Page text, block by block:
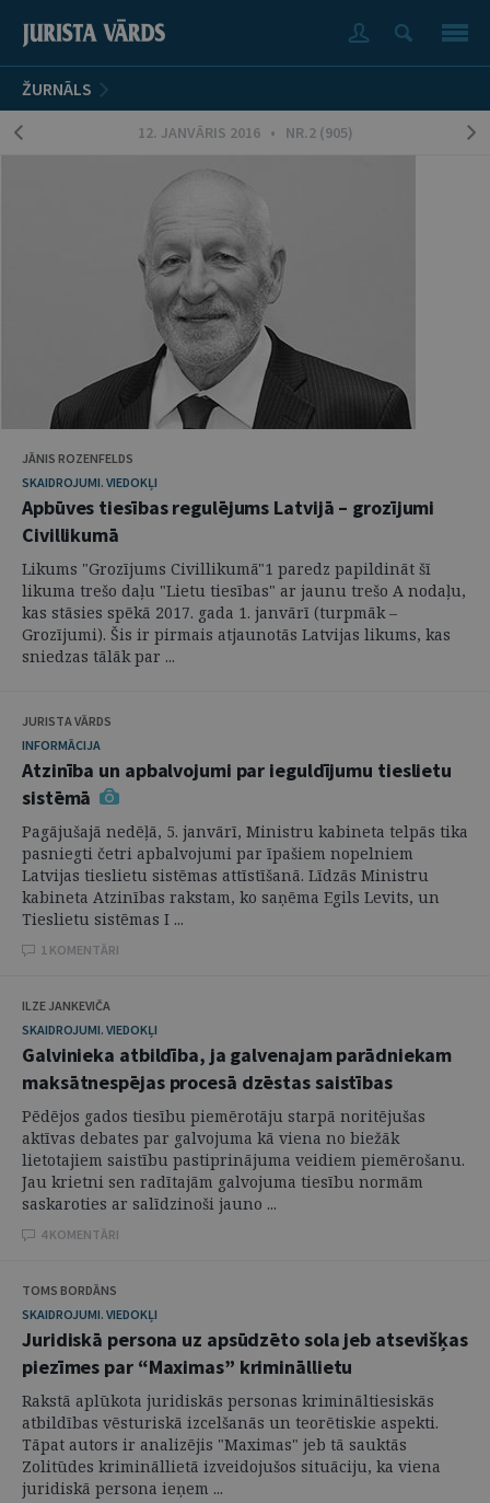
ŽURNĀLS
12. JANVĀRIS 2016 • NR.2 (905)
JĀNIS ROZENFELDS
SKAIDROJUMI. VIEDOKĻI
Apbūves tiesības regulējums Latvijā – grozījumi
Civillikumā
Likums "Grozījums Civillikumā"1 paredz papildināt šī
likuma trešo daļu "Lietu tiesības" ar jaunu trešo A nodaļu,
kas stāsies spēkā 2017. gada 1. janvārī (turpmāk –
Grozījumi). Šis ir pirmais atjaunotās Latvijas likums, kas
sniedzas tālāk par ...
JURISTA VĀRDS
INFORMĀCIJA
Atzinība un apbalvojumi par ieguldījumu tieslietu
sistēmā
Pagājušajā nedēļā, 5. janvārī, Ministru kabineta telpās tika
pasniegti četri apbalvojumi par īpašiem nopelniem
Latvijas tieslietu sistēmas attīstīšanā. Līdzās Ministru
kabineta Atzinības rakstam, ko saņēma Egils Levits, un
Tieslietu sistēmas I ...
1 KOMENTĀRI
ILZE JANKEVIČA
SKAIDROJUMI. VIEDOKĻI
Galvinieka atbildība, ja galvenajam parādniekam
maksātnespējas procesā dzēstas saistības
Pēdējos gados tiesību piemērotāju starpā noritējušas
aktīvas debates par galvojuma kā viena no biežāk
lietotajiem saistību pastiprinājuma veidiem piemērošanu.
Jau krietni sen radītajām galvojuma tiesību normām
saskaroties ar salīdzinoši jauno ...
4 KOMENTĀRI
TOMS BORDĀNS
SKAIDROJUMI. VIEDOKĻI
Juridiskā persona uz apsūdzēto sola jeb atsevišķas
piezīmes par “Maximas” krimināllietu
Rakstā aplūkota juridiskās personas krimināltiesiskās
atbildības vēsturiskā izcelšanās un teorētiskie aspekti.
Tāpat autors ir analizējis "Maximas" jeb tā sauktās
Zolitūdes krimināllietā izveidojušos situāciju, ka viena
juridiskā persona ieņem ...